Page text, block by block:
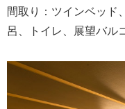
間取り：ツインベッド
呂、トイレ、展望バル